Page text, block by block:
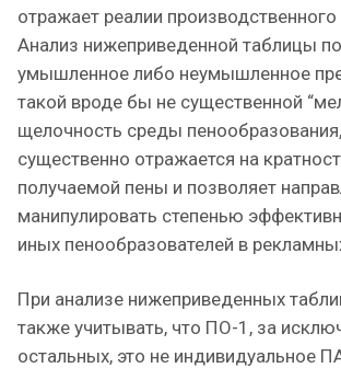
отражает реалии
Анализ нижеприведенной таблицы
умышленное либо неумышленное
такой вроде бы не существенной
щелочность среды
существенно отражается на
получаемой пены и позволяет
манипулировать степенью
иных пенообразователей в
При анализе нижеприведенных
также учитывать, что ПО-1, за
остальных, это не индивидуальное